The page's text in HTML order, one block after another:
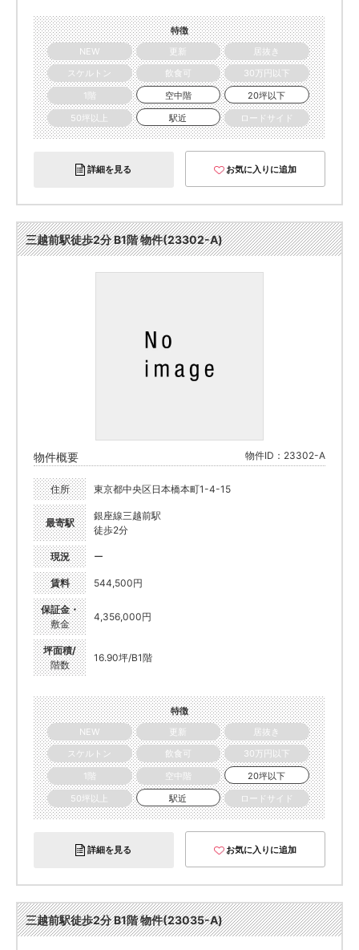
特徴
NEW
更新
居抜き
スケルトン
飲食可
30万円以下
1階
空中階
20坪以下
50坪以上
駅近 ロードサイド
詳細を見る お気に入りに追加
三越前駅徒歩2分 B1階 物件(23302-A)
物件概要 物件ID：23302-A
住所 東京都中央区日本橋本町1-4-15
最寄駅
銀座線三越前駅
徒歩2分
現況 ー
賃料 544,500円
保証金・
敷金
4,356,000円
坪面積/
階数
16.90坪/B1階
特徴
NEW
更新
居抜き
スケルトン
飲食可
30万円以下
1階
空中階
20坪以下
50坪以上
駅近 ロードサイド
詳細を見る お気に入りに追加
三越前駅徒歩2分 B1階 物件(23035-A)